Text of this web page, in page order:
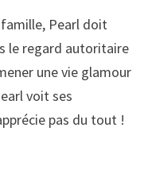
Pearl doit
le regard autoritaire
une vie glamour
voit ses
pas du tout !